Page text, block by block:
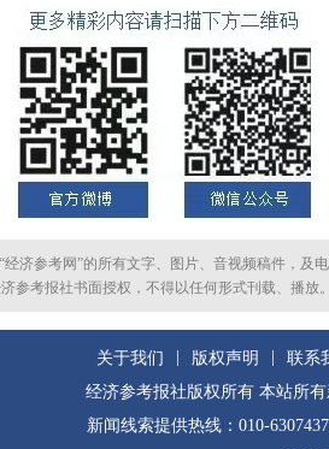
经济参考网”的所有文字、图片、音视频稿件，及
参考报社书面授权，不得以任何形式刊载、播放
关于我们 版权声明
联系
经济参考报社版权所有 本站所
新闻线索提供热线：010-